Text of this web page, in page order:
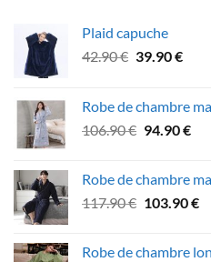
Plaid capuche
42.90€ Le
était :
42.90 €.
39.90€Le
est :
Robe de chambre
106.90€ Le
était :
106.90 €.
94.90€Le
est
Robe de chambre
117.90€ Le
103.90€Le
Robe de chambre